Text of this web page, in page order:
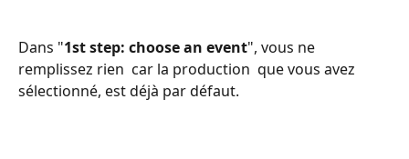
Dans "1st step: choose an event", vous ne
remplissez rien  car la production  que vous avez
sélectionné, est déjà par défaut.